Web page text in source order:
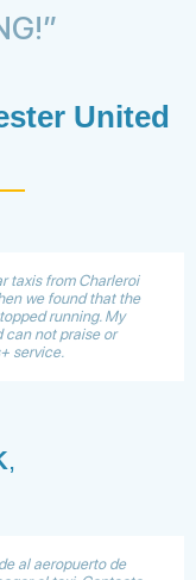
United
taxis from Charleroi
we found that the
running. My
not praise or
service.
,
al aeropuerto de